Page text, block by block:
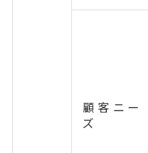
顧客ニー
ズ